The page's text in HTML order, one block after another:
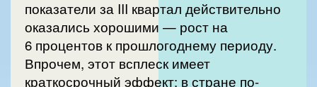
показатели за III квартал действительно
оказались хорошими — рост на
6 процентов к прошлогоднему периоду.
Впрочем, этот всплеск имеет
краткосрочный эффект: в стране по-